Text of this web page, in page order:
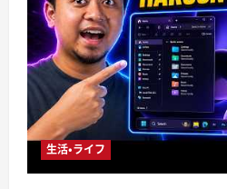
生活・ライフ